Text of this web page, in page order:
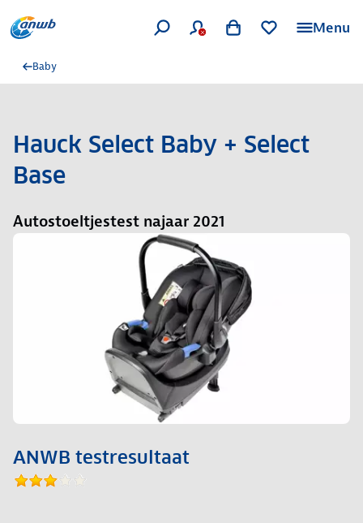
Menu
Baby
Hauck Select Baby + Select
Base
Autostoeltjestest najaar 2021
ANWB testresultaat